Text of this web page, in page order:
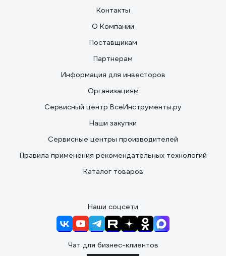
Контакты
О Компании
Поставщикам
Партнерам
Информация для инвесторов
Организациям
Сервисный центр ВсеИнструменты.ру
Наши закупки
Сервисные центры производителей
Правила применения рекомендательных технологий
Каталог товаров
Наши соцсети
Чат для бизнес-клиентов